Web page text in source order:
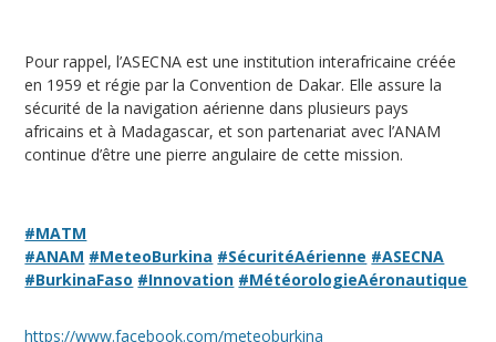
Pour rappel, l’ASECNA est une institution interafricaine créée
en 1959 et régie par la Convention de Dakar. Elle assure la
sécurité de la navigation aérienne dans plusieurs pays
africains et à Madagascar, et son partenariat avec l’ANAM
continue d’être une pierre angulaire de cette mission.
#MATM
#ANAM #MeteoBurkina #SécuritéAérienne #ASECNA
#BurkinaFaso #Innovation #MétéorologieAéronautique
https://www.facebook.com/meteoburkina